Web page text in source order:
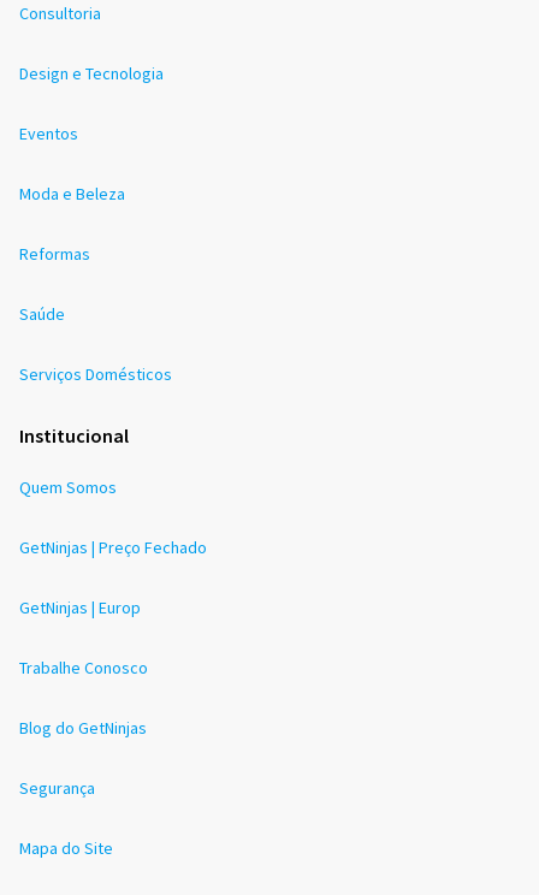
Consultoria
Design e Tecnologia
Eventos
Moda e Beleza
Reformas
Saúde
Serviços Domésticos
Institucional
Quem Somos
GetNinjas | Preço Fechado
GetNinjas | Europ
Trabalhe Conosco
Blog do GetNinjas
Segurança
Mapa do Site